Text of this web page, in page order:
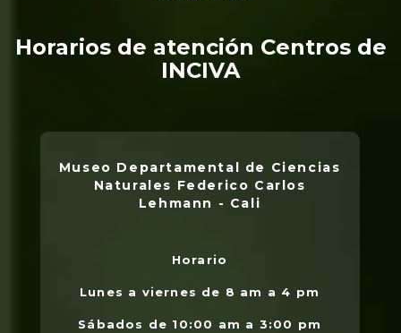
Horarios de atención Centros de
INCIVA
Museo Departamental de Ciencias
Naturales Federico Carlos
Lehmann - Cali
Horario
Lunes a viernes de 8 am a 4 pm
Sábados de 10:00 am a 3:00 pm